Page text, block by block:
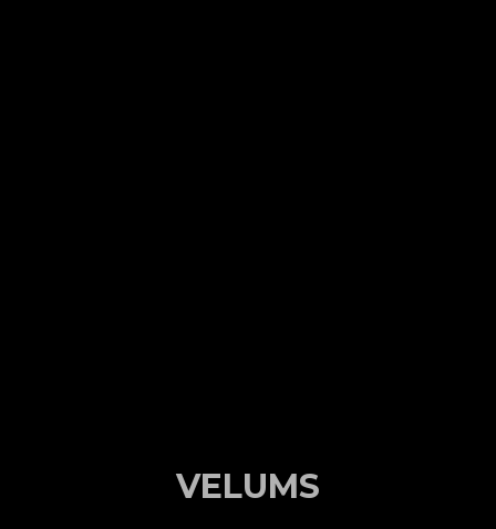
VELUMS